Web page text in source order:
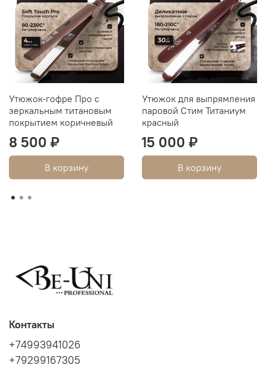
Утюжок-гофре Про с
зеркальным титановым
покрытием коричневый
8 500 ₽
В корзину
Утюжок для выпрямления
паровой Стим Титаниум
красный
15 000 ₽
В корзину
Контакты
+74993941026
+79299167305